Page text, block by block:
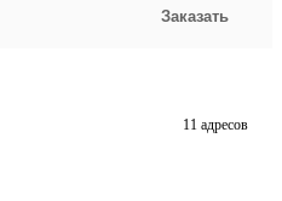
Заказать
11 адресов